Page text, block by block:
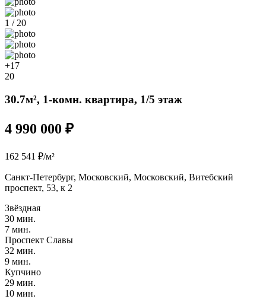
1 / 20
+17
20
30.7м², 1-комн. квартира, 1/5 этаж
4 990 000 ₽
162 541 ₽/м²
Санкт-Петербург, Московский, Московский, Витебский
проспект, 53, к 2
Звёздная
30 мин.
7 мин.
Проспект Славы
32 мин.
9 мин.
Купчино
29 мин.
10 мин.